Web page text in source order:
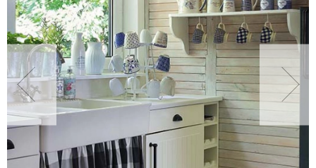
NATURALNIE
URODA
NATURALNA APTECZKA
DLA DOMU